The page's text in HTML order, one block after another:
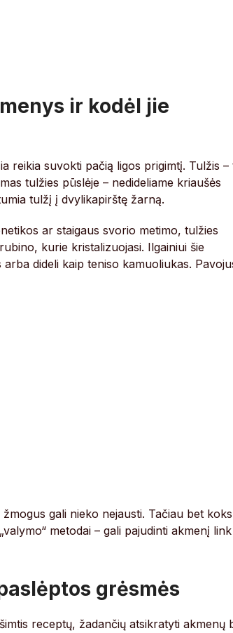
ir kodėl jie
reikia suvokti pačią ligos prigimtį. Tulžis –
tulžies pūslėje – nedideliame kriaušės
tulžį į dvylikapirštę žarną.
ar staigaus svorio metimo, tulžies
kurie kristalizuojasi. Ilgainiui šie
dideli kaip teniso kamuoliukas.
gali nieko nejausti. Tačiau bet koks
metodai – gali pajudinti akmenį link
grėsmės
receptų, žadančių atsikratyti akmenų